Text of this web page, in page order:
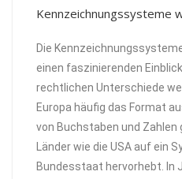
Kennzeichnungssysteme
Die
einen faszinierenden
rechtlichen Unterschiede
Europa häufig das Format
von Buchstaben und
Länder wie die USA auf ein
Bundesstaat hervorhebt. In